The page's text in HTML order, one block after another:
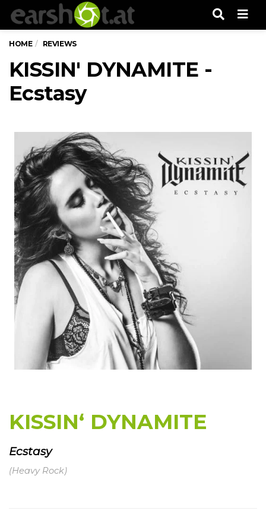
HOME REVIEWS
KISSIN' DYNAMITE -
Ecstasy
KISSIN‘ DYNAMITE
Ecstasy
(Heavy Rock)